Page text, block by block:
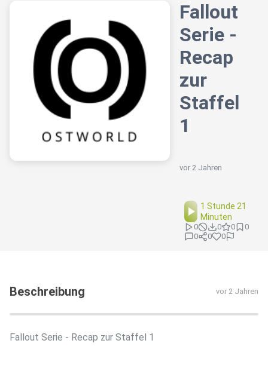
Fallout
Serie -
Recap
zur
Staffel
1
vor 2 Jahren
1 Stunde 21
Minuten
0 0 0
0
0
0 0
Beschreibung vor 2 Jahren
Fallout Serie - Recap zur Staffel 1